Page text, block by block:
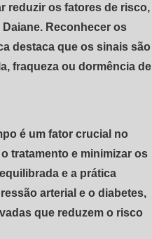
reduzir os fatores de risco,
Reconhecer os
destaca que os sinais são
fraqueza ou dormência de
é um fator crucial no
tratamento e minimizar os
e a prática
arterial e o diabetes,
que reduzem o risco